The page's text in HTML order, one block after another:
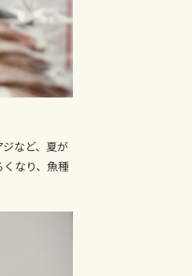
など、夏が
なり、魚種